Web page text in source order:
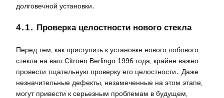
долговечной установки․
4․1․ Проверка целостности нового стекла
Перед тем‚ как приступить к установке нового лобового
стекла на ваш Citroen Berlingo 1996 года‚ крайне важно
провести тщательную проверку его целостности․ Даже
незначительные дефекты‚ незамеченные на этом этапе‚
могут привести к серьезным проблемам в будущем‚